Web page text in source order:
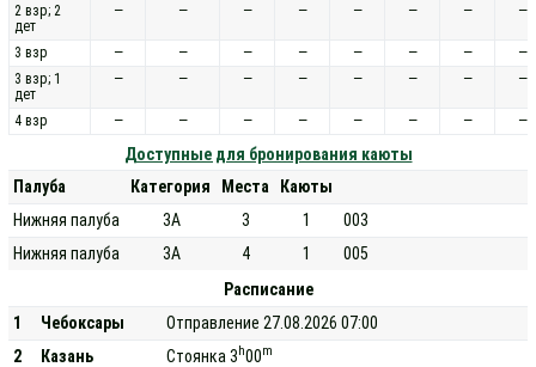
2 взр; 2
дет
— — — — — — — —
3 взр — — — — — — —
—
3 взр; 1
дет
— — — — — — — —
4 взр — — — — — — — —
Доступные для бронирования каюты
Палуба
Категория Места
Каюты
Нижняя палуба
3А 3 1
003
Нижняя палуба
3А 4 1
005
Расписание
1
Чебоксары
Отправление 27.08.2026 07:00
2
Казань
Стоянка 3 h00m